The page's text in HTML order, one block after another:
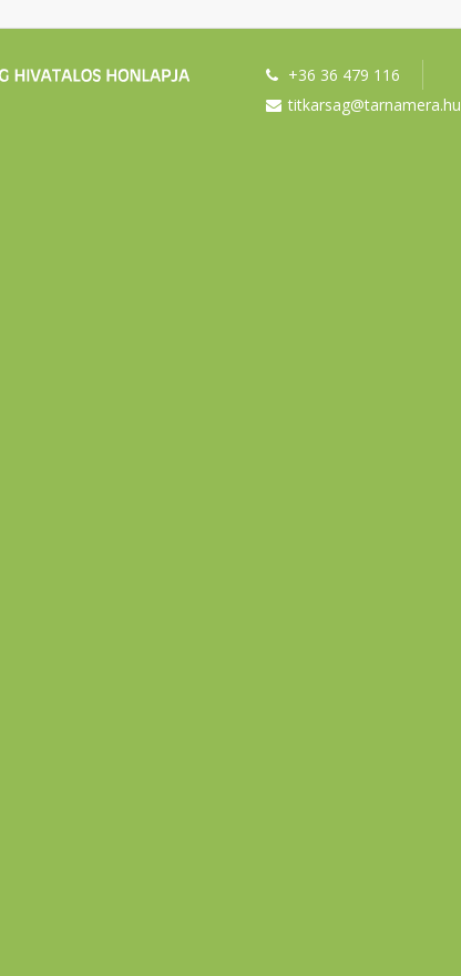
+36 36 479 116
titkarsag@tarnamera.hu